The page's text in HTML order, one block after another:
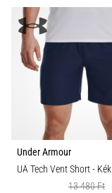
Futótérd:
Okok,
kezelés
és
megelőzés
futótérd,
néven
iliotibiális
szalag
Under Armour
UA Tech Vent Short- Kék
13 480 Ft